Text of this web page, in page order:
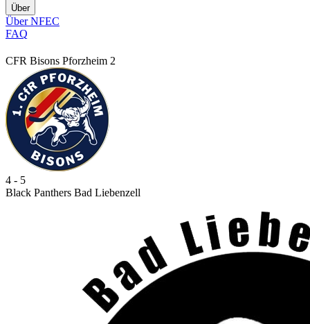
Über
Über NFEC
FAQ
CFR Bisons Pforzheim 2
4 - 5
Black Panthers Bad Liebenzell